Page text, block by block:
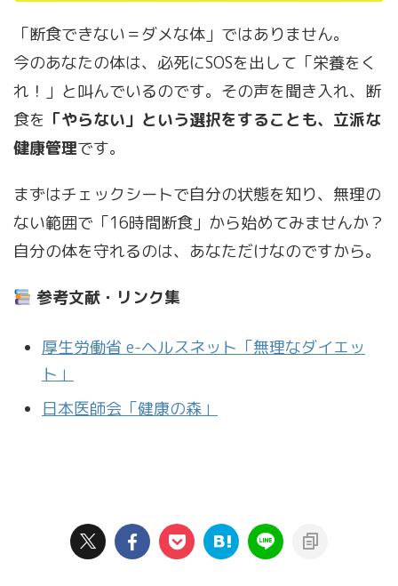
「断食できない＝ダメな体」ではありません。
今のあなたの体は、必死にSOSを出して「栄養をく
れ！」と叫んでいるのです。その声を聞き入れ、断
食を 「やらない」という選択をすることも、立派な
健康管理です。
まずはチェックシートで自分の状態を知り、無理の
ない範囲で「16時間断食」から始めてみませんか？
自分の体を守れるのは、あなただけなのですから。
参考文献・リンク集
厚生労働省 e-ヘルスネット「無理なダイエッ
ト」
日本医師会「健康の森」